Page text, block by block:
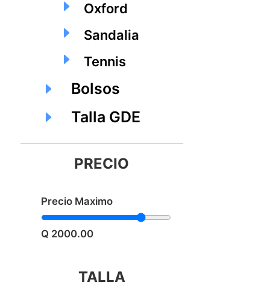
Oxford
Sandalia
Tennis
Bolsos
Talla GDE
PRECIO
Precio Maximo
Q 2000.00
TALLA